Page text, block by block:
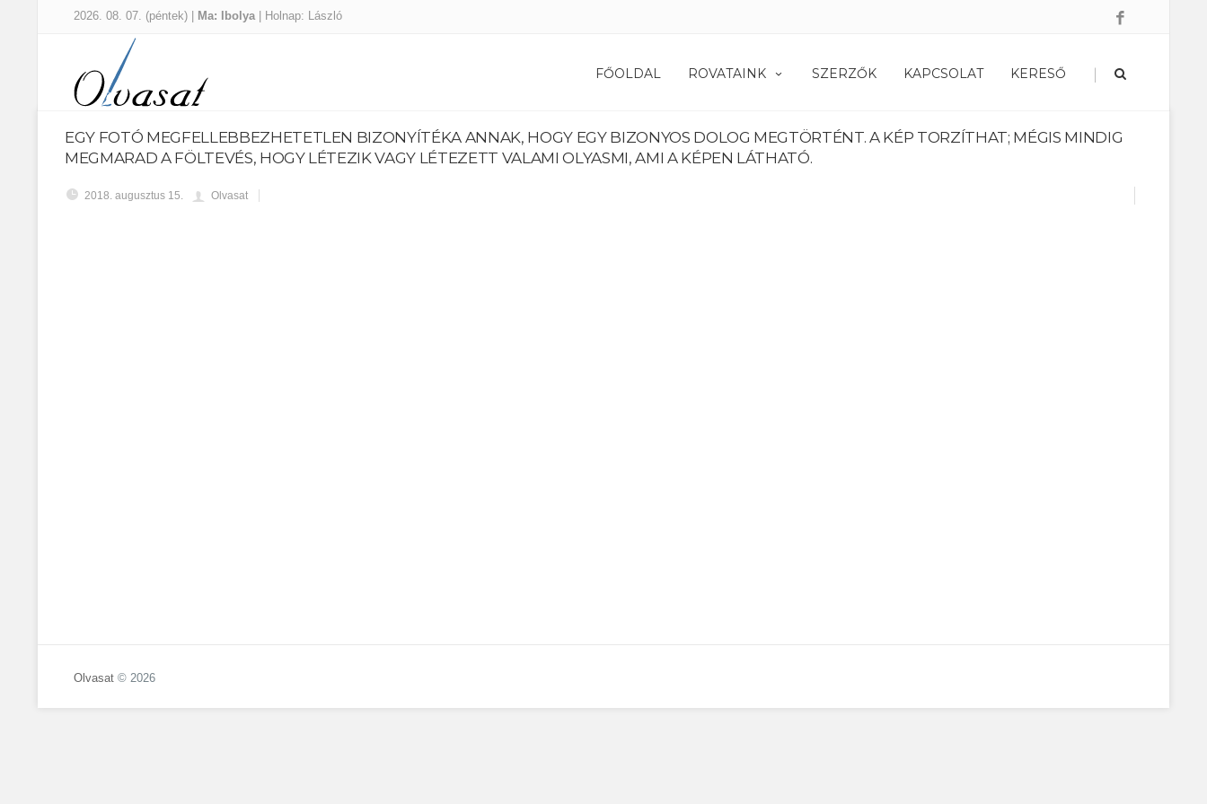
2026. 08. 07. (péntek) | Ma: Ibolya | Holnap: László
FŐOLDAL ROVATAINK SZERZŐK KAPCSOLAT KERESŐ |
EGY FOTÓ MEGFELLEBBEZHETETLEN BIZONYÍTÉKA ANNAK, HOGY EGY BIZONYOS DOLOG MEGTÖRTÉNT. A KÉP TORZÍTHAT; MÉGIS MINDIG
MEGMARAD A FÖLTEVÉS, HOGY LÉTEZIK VAGY LÉTEZETT VALAMI OLYASMI, AMI A KÉPEN LÁTHATÓ.
2018. augusztus 15. Olvasat
Olvasat © 2026